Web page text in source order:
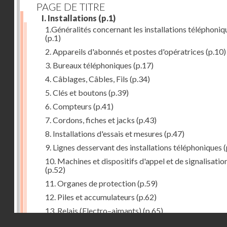
PAGE DE TITRE
I. Installations (p.1)
1.Généralités concernant les installations
(p.1)
2. Appareils d'abonnés et postes d'opératrices (p.10)
3. Bureaux téléphoniques (p.17)
4. Câblages, Câbles, Fils (p.34)
5. Clés et boutons (p.39)
6. Compteurs (p.41)
7. Cordons, fiches et jacks (p.43)
8. Installations d'essais et mesures (p.47)
9. Lignes desservant des installations téléphoniques
10. Machines et dispositifs d'appel et de
(p.52)
11. Organes de protection(p.59)
12. Piles et accumulateurs (p.62)
13. Relais (Electro–aimants) (p.65)